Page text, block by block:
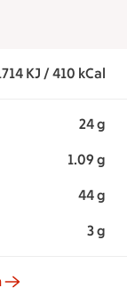
KJ / 410 kCal
24 g
1.09 g
44 g
3 g